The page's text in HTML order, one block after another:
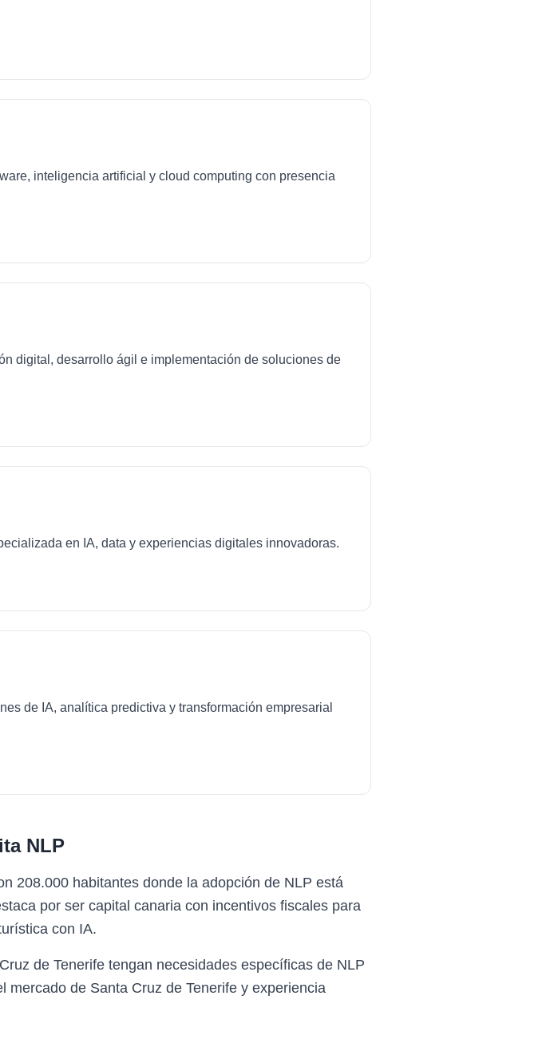
inteligencia artificial y cloud computing con presencia
digital, desarrollo ágil e implementación de soluciones de
en IA, data y experiencias digitales innovadoras.
de IA, analítica predictiva y transformación empresarial
NLP
208.000 habitantes donde la adopción de NLP está
por ser capital canaria con incentivos fiscales para
con IA.
de Tenerife tengan necesidades específicas de NLP
de Santa Cruz de Tenerife y experiencia